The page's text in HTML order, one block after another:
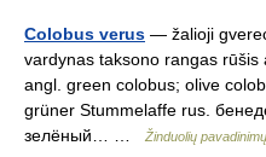
Colobus verus — žalioji
vardynas taksono rangas
angl. green colobus; olive
grüner Stummelaffe rus.
зелёный… …
Žinduolių